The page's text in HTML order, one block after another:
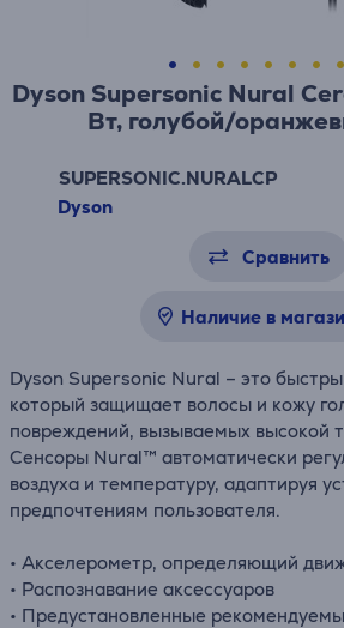
Dyson Supersonic Nural
Вт, голубой/
SUPERSONIC.NURALCP
Dyson
Сравнить
Наличие в
Dyson Supersonic Nural – это
который защищает волосы и кожу
повреждений, вызываемых высокой
Сенсоры Nural™ автоматически
воздуха и температуру, адаптируя
предпочтениям пользователя.
• Акселерометр, определяющий
• Распознавание аксессуаров
• Предустановленные